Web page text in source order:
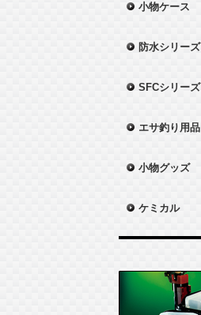
小物ケース
防水シリーズ
SFCシリーズ
エサ釣り用品
小物グッズ
ケミカル